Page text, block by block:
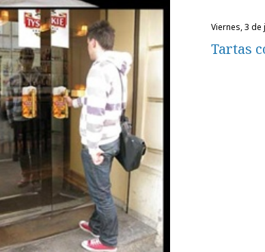
viernes, 3
Tartas